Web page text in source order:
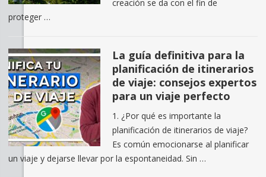
creación se da con el fin de
proteger …
La guía definitiva para la
planificación de itinerarios
de viaje: consejos expertos
para un viaje perfecto
1. ¿Por qué es importante la
planificación de itinerarios de viaje?
Es común emocionarse al planificar
un viaje y dejarse llevar por la espontaneidad. Sin …